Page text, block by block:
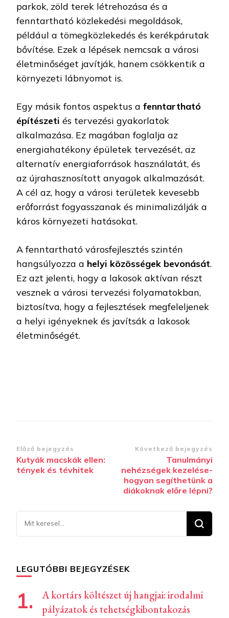
parkok, zöld terek létrehozása és a
fenntartható közlekedési megoldások,
például a tömegközlekedés és kerékpárutak
bővítése. Ezek a lépések nemcsak a városi
életminőséget javítják, hanem csökkentik a
környezeti lábnyomot is.
Egy másik fontos aspektus a fenntartható
építészeti és tervezési gyakorlatok
alkalmazása. Ez magában foglalja az
energiahatékony épületek tervezését, az
alternatív energiaforrások használatát, és
az újrahasznosított anyagok alkalmazását.
A cél az, hogy a városi területek kevesebb
erőforrást fogyasszanak és minimalizálják a
káros környezeti hatásokat.
A fenntartható városfejlesztés szintén
hangsúlyozza a helyi közösségek bevonását.
Ez azt jelenti, hogy a lakosok aktívan részt
vesznek a városi tervezési folyamatokban,
biztosítva, hogy a fejlesztések megfeleljenek
a helyi igényeknek és javítsák a lakosok
életminőségét.
Bejegyzések
navigációja
Előző bejegyzés
Kutyák macskák ellen:
tények és tévhitek
Következő bejegyzés
Tanulmányi
nehézségek kezelése-
hogyan segíthetünk a
diákoknak előre lépni?
Keresel
valamit?
LEGUTÓBBI BEJEGYZÉSEK
A kortárs költészet új hangjai: irodalmi
pályázatok és tehetségkibontakozás